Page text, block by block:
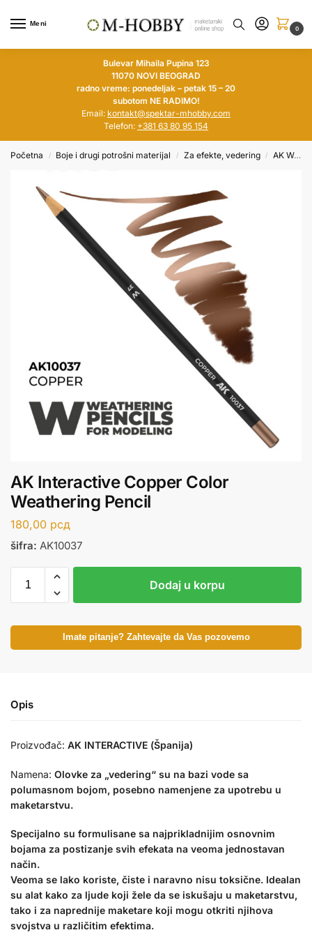
Meni
0
Bulevar Mihaila Pupina 123
11070 NOVI BEOGRAD
radno vreme: ponedeljak – petak 15 – 20
subotom NE RADIMO!
Email: kontakt@spektar-mhobby.com
Telefon: +381 63 80 95 154
Početna / Boje i drugi potrošni materijal / Za efekte, vedering / AK Weathering pensils
AK Interactive Copper Color
Weathering Pencil
180,00 рсд
šifra: AK10037
Dodaj u korpu
Imate pitanje? Zahtevajte da Vas pozovemo
Opis
Proizvođač: AK INTERACTIVE (Španija)
Namena: Olovke za „vedering“ su na bazi vode sa
polumasnom bojom, posebno namenjene za upotrebu u
maketarstvu.
Specijalno su formulisane sa najprikladnijim osnovnim
bojama za postizanje svih efekata na veoma jednostavan
način.
Veoma se lako koriste, čiste i naravno nisu toksične. Idealan
su alat kako za ljude koji žele da se iskušaju u maketarstvu,
tako i za naprednije maketare koji mogu otkriti njihova
svojstva u različitim efektima.